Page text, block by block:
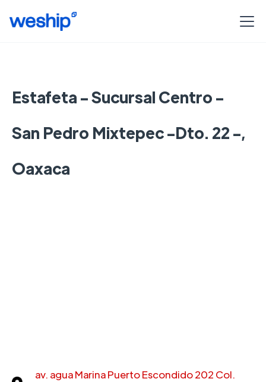
Estafeta - Sucursal Centro -
San Pedro Mixtepec -Dto. 22 -,
Oaxaca
av. agua Marina Puerto Escondido 202 Col.